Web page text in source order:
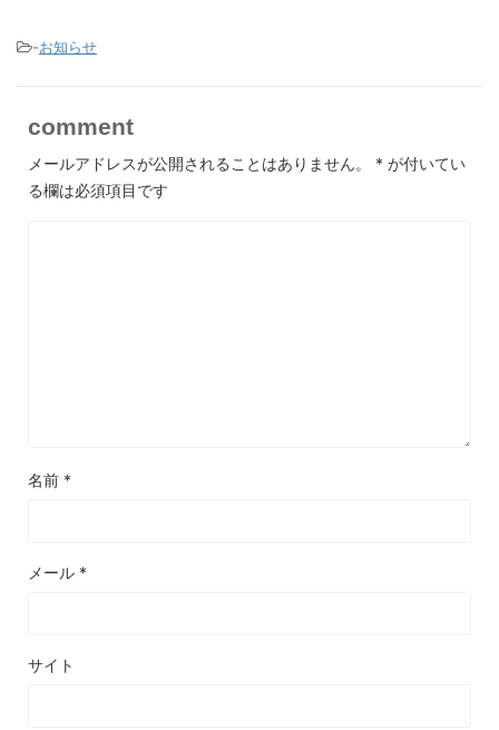
-お知らせ
comment
メールアドレスが公開されることはありません。 * が付いてい
る欄は必須項目です
名前 *
メール *
サイト